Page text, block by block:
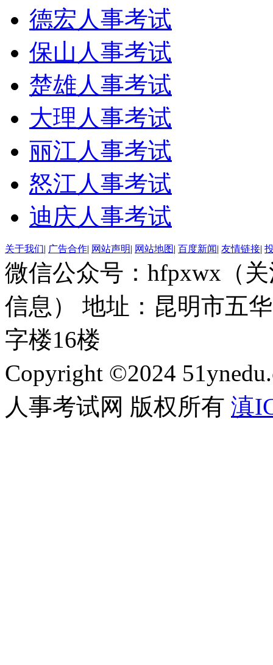
德宏人事考试
保山人事考试
楚雄人事考试
大理人事考试
丽江人事考试
怒江人事考试
迪庆人事考试
关于我们| 广告合作| 网站声明| 网站地图| 百度新闻| 友情链接|
微信公众号：hfpxwx（
信息） 地址：昆明市五
字楼16楼
Copyright ©2024
人事考试网 版权所有 滇